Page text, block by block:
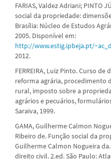
FARIAS, Valdez Adriani; PINTO
social da propriedade:
Brasília: Núcleo de Estudos
2005. Disponível em:
http://www.estig.ipbeja.pt/
2012.
FERREIRA, Luiz Pinto. Curso
reforma agrária, procedimento
rural, imposto sobre a
agrários e pecuários,
Saraiva, 1999.
GAMA, Guilherme Calmon
Ribeiro de. Função social da
Guilherme Calmon Nogueira
direito civil. 2.ed. São Paulo: